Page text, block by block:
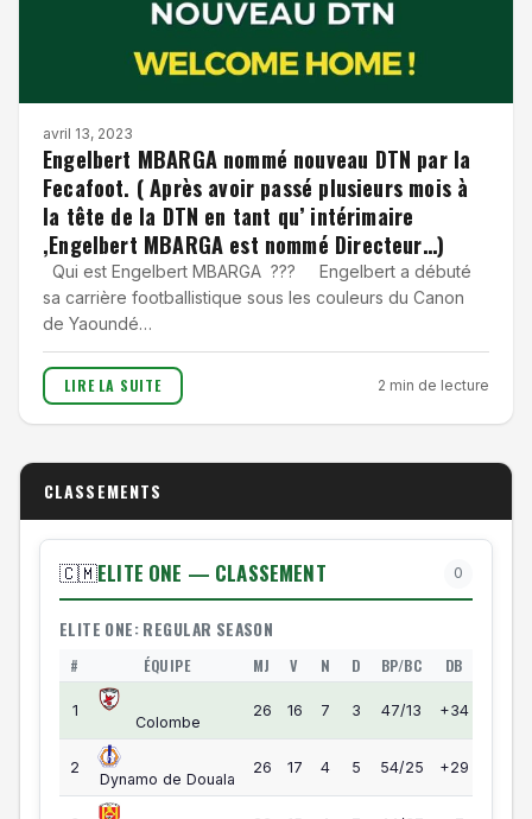
avril 13, 2023
Engelbert MBARGA nommé nouveau DTN par la
Fecafoot. ( Après avoir passé plusieurs mois à
la tête de la DTN en tant qu’ intérimaire
,Engelbert MBARGA est nommé Directeur…)
Qui est Engelbert MBARGA ??? Engelbert a débuté
sa carrière footballistique sous les couleurs du Canon
de Yaoundé…
LIRE LA SUITE 2 min de lecture
CLASSEMENTS
🇨🇲ELITE ONE — CLASSEMENT 0
ELITE ONE: REGULAR SEASON
Elite One — Classement
# ÉQUIPE MJ V N D BP/BC DB
1
Colombe
26 16 7 3 47/13 +34
2
Dynamo de Douala
26 17 4 5 54/25 +29